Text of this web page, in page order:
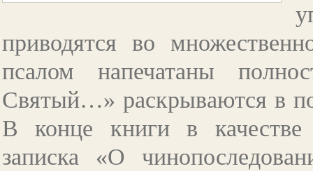
приводятся во
псалом напечатаны
Святый…» раскрываются в
В конце книги в качестве
записка «О